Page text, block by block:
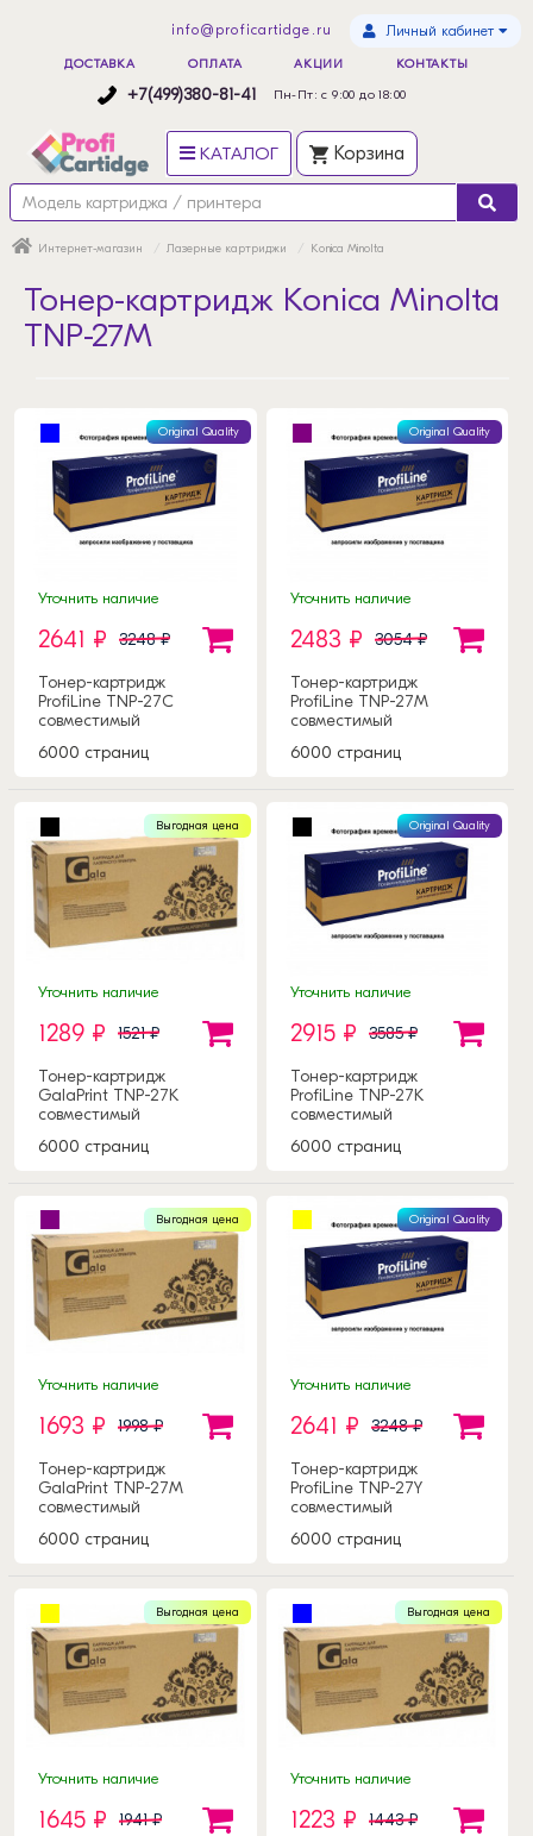
info@proficartidge.ru Личный кабинет
ДОСТАВКА ОПЛАТА АКЦИИ КОНТАКТЫ
+7(499)380-81-41 Пн-Пт: с 9:00 до 18:00
КАТАЛОГ Корзина
Интернет-магазин Лазерные картриджи Konica Minolta
Тонер-картридж Konica Minolta
TNP-27M
Original Quality
Уточнить наличие
2641 ₽ 3248 ₽
Тонер-картридж
ProfiLine TNP-27C
совместимый
6000 страниц
Original Quality
Уточнить наличие
2483 ₽ 3054 ₽
Тонер-картридж
ProfiLine TNP-27M
совместимый
6000 страниц
Выгодная цена
Уточнить наличие
1289 ₽ 1521 ₽
Тонер-картридж
GalaPrint TNP-27K
совместимый
6000 страниц
Original Quality
Уточнить наличие
2915 ₽ 3585 ₽
Тонер-картридж
ProfiLine TNP-27K
совместимый
6000 страниц
Выгодная цена
Уточнить наличие
1693 ₽ 1998 ₽
Тонер-картридж
GalaPrint TNP-27M
совместимый
6000 страниц
Original Quality
Уточнить наличие
2641 ₽ 3248 ₽
Тонер-картридж
ProfiLine TNP-27Y
совместимый
6000 страниц
Выгодная цена
Уточнить наличие
1645 ₽ 1941 ₽
Выгодная цена
Уточнить наличие
1223 ₽ 1443 ₽